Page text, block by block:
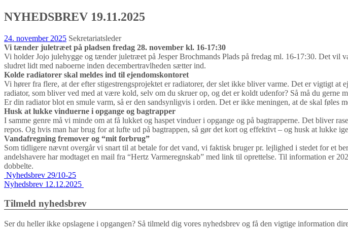
NYHEDSBREV 19.11.2025
24. november 2025 Sekretariatsleder
Vi tænder juletræet på pladsen fredag 28. november kl. 16-17:30
Vi holder Jojo julehygge og tænder juletræet på Jesper Brochmands Plads på fredag ml. 16-17:30. Det vil
sludret lidt med naboerne inden decembertravlheden sætter ind.
Kolde radiatorer skal meldes ind til ejendomskontoret
Vi hører fra flere, at der efter stigestrengsprojektet er radiatorer, der slet ikke bliver varme. Det er vigtigt
radiator, som bliver ved med at være kold, selv om du skruer op, og det er koldt udenfor? Så må du gerne
Er din radiator blot en smule varm, så er den sandsynligvis i orden. Det er ikke meningen, at de skal føles
Husk at lukke vinduerne i opgange og bagtrapper
I samme genre må vi minde om at få lukket og haspet vinduer i opgange og på bagtrapperne. Det bliver
repos. Og hvis man har brug for at lufte ud på bagtrappen, så gør det kort og effektivt – og husk at lukke
Vandafregning fremover og “mit forbrug”
Som tidligere nævnt overgår vi snart til at betale for det vand, vi faktisk bruger pr. lejlighed i stedet for et
andelshavere har modtaget en mail fra “Hertz Varmeregnskab” med link til oprettelse. Til information er
dobbelte.
Indlægs
navigation
Nyhedsbrev 29/10-25
Nyhedsbrev 12.12.2025
Tilmeld nyhedsbrev
Ser du heller ikke opslagene i opgangen? Så tilmeld dig vores nyhedsbrev og få den vigtige information